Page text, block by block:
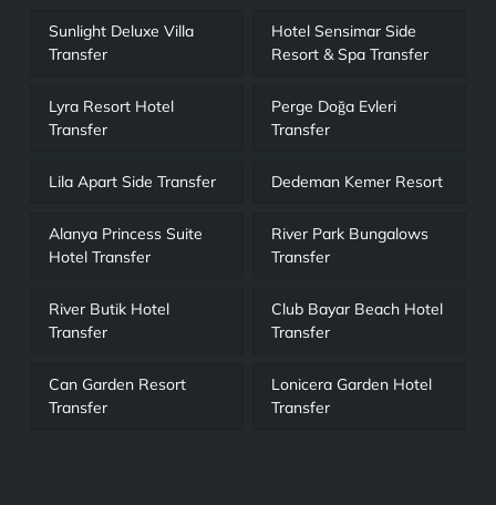
Sunlight Deluxe Villa
Transfer
Hotel Sensimar Side
Resort & Spa Transfer
Lyra Resort Hotel
Transfer
Perge Doğa Evleri
Transfer
Lila Apart Side Transfer Dedeman Kemer Resort
Alanya Princess Suite
Hotel Transfer
River Park Bungalows
Transfer
River Butik Hotel
Transfer
Club Bayar Beach Hotel
Transfer
Can Garden Resort
Transfer
Lonicera Garden Hotel
Transfer